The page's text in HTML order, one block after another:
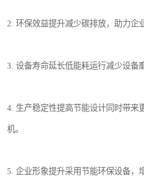
2. 环保效益提升减少碳排放，助力企
3. 设备寿命延长低能耗运行减少设备
4. 生产稳定性提高节能设计同时带来
机。
5. 企业形象提升采用节能环保设备，